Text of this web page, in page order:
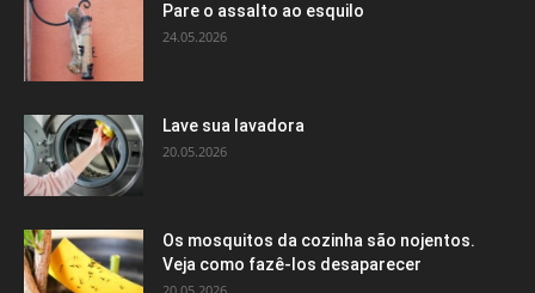
Pare o assalto ao esquilo
24.05.2026
Lave sua lavadora
20.05.2026
Os mosquitos da cozinha são nojentos.
Veja como fazê-los desaparecer